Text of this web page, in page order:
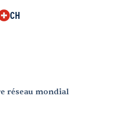
CH
réseau mondial